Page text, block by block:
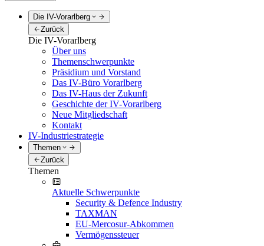
Die IV-Vorarlberg
Zurück
Die IV-Vorarlberg
Über uns
Themenschwerpunkte
Präsidium und Vorstand
Das IV-Büro Vorarlberg
Das IV-Haus der Zukunft
Geschichte der IV-Vorarlberg
Neue Mitgliedschaft
Kontakt
IV-Industriestrategie
Themen
Zurück
Themen
Aktuelle Schwerpunkte
Security & Defence Industry
TAXMAN
EU-Mercosur-Abkommen
Vermögenssteuer